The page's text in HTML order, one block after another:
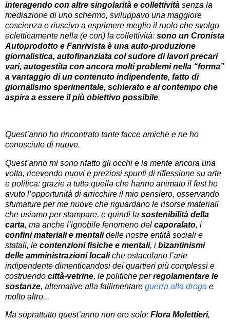
interagendo con altre singolarità e collettività senza la
mediazione di uno schermo, sviluppavo una maggiore
coscienza e riuscivo a esprimere meglio il ruolo che svolgo
ecletticamente nella (e con) la collettività: sono un Cronista
Autoprodotto e Fanrivista è una auto-produzione
giornalistica, autofinanziata col sudore di lavori precari
vari, autogestita con ancora molti problemi nella “forma”
a vantaggio di un contenuto indipendente, fatto di
giornalismo sperimentale, schierato e al contempo che
aspira a essere il più obiettivo possibile.
Quest’anno ho rincontrato tante facce amiche e ne ho
conosciute di nuove.
Quest’anno mi sono rifatto gli occhi e la mente ancora una
volta, ricevendo nuovi e preziosi spunti di riflessione su arte
e politica: grazie a tuttə quellə che hanno animato il fest ho
avuto l’opportunità di arricchire il mio pensiero, osservando
sfumature per me nuove che riguardano le risorse materiali
che usiamo per stampare, e quindi la sostenibilità della
carta, ma anche l’ignobile fenomeno del caporalato, i
confini materiali e mentalidelle nostre entità sociali e
statali, le contenzioni fisiche e mentali, i bizantinismi
delle amministrazioni localiche ostacolano l’arte
indipendente dimenticandosi dei quartieri più complessi e
costruendo città-vetrine, le politiche perregolamentare le
sostanze, alternative alla fallimentare guerra alla droga e
molto altro...
Ma soprattutto quest’anno non ero solo: Flora Molettieri,